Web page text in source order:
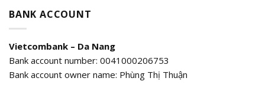
BANK ACCOUNT
Vietcombank – Da Nang
Bank account number: 0041000206753
Bank account owner name: Phùng Thị Thuận